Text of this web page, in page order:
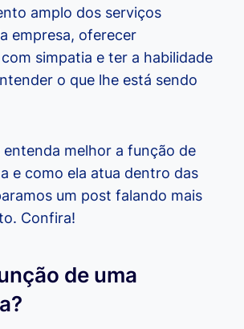
amplo dos serviços
empresa, oferecer
simpatia e ter a habilidade
o que lhe está sendo
entenda melhor a função de
e como ela atua dentro das
um post falando mais
Confira!
de uma